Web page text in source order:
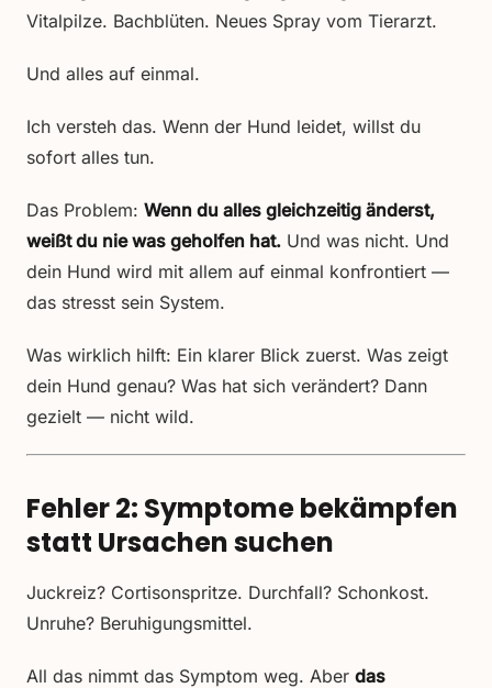
Vitalpilze. Bachblüten. Neues Spray vom Tierarzt.
Und alles auf einmal.
Ich versteh das. Wenn der Hund leidet, willst du
sofort alles tun.
Das Problem: Wenn du alles gleichzeitig änderst,
weißt du nie was geholfen hat. Und was nicht. Und
dein Hund wird mit allem auf einmal konfrontiert —
das stresst sein System.
Was wirklich hilft: Ein klarer Blick zuerst. Was zeigt
dein Hund genau? Was hat sich verändert? Dann
gezielt — nicht wild.
Fehler 2: Symptome bekämpfen
statt Ursachen suchen
Juckreiz? Cortisonspritze. Durchfall? Schonkost.
Unruhe? Beruhigungsmittel.
All das nimmt das Symptom weg. Aber das